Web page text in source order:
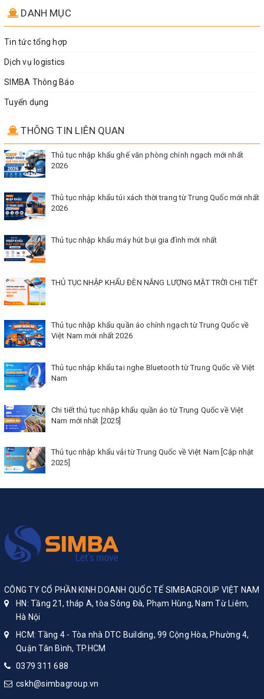
DANH MỤC
Tin tức tổng hợp
Dịch vụ logistics
SIMBA Thông Báo
Tuyển dụng
THÔNG TIN LIÊN QUAN
Thủ tục nhập khẩu ghế văn phòng chính ngạch mới nhất
2026
Thủ tục nhập khẩu túi xách thời trang từ Trung Quốc mới nhất
2026
Thủ tục nhập khẩu máy hút bụi gia đình mới nhất
THỦ TỤC NHẬP KHẨU ĐÈN NĂNG LƯỢNG MẶT TRỜI CHI TIẾT
Thủ tục nhập khẩu quần áo chính ngạch từ Trung Quốc về
Việt Nam mới nhất 2026
Thủ tục nhập khẩu tai nghe Bluetooth từ Trung Quốc về Việt
Nam
Chi tiết thủ tục nhập khẩu quần áo từ Trung Quốc về Việt
Nam mới nhất [2025]
Thủ tục nhập khẩu vải từ Trung Quốc về Việt Nam [Cập nhật
2025]
CÔNG TY CỔ PHẦN KINH DOANH QUỐC TẾ SIMBAGROUP VIỆT NAM
HN: Tầng 21, tháp A, tòa Sông Đà, Phạm Hùng, Nam Từ Liêm,
Hà Nội
HCM: Tầng 4 - Tòa nhà DTC Building, 99 Cộng Hòa, Phường 4,
Quận Tân Bình, TP.HCM
0379 311 688
cskh@simbagroup.vn